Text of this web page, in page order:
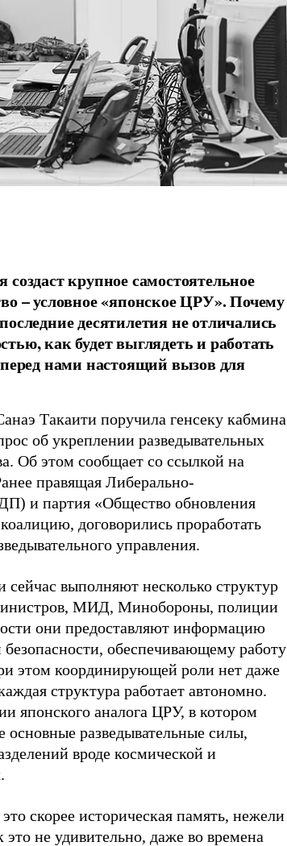
крупное самостоятельное
– условное «японское ЦРУ». Почему
десятилетия не отличались
как будет выглядеть и работать
нами настоящий вызов для
Такаити поручила генсеку кабмина
об укреплении разведывательных
Об этом сообщает со ссылкой на
правящая Либерально-
и партия «Общество обновления
договорились проработать
управления.
выполняют несколько структур
МИД, Минобороны, полиции
они предоставляют информацию
безопасности, обеспечивающему работу
этом координирующей роли нет даже
структура работает автономно.
японского аналога ЦРУ, в котором
основные разведывательные силы,
вроде космической и
скорее историческая память, нежели
не удивительно, даже во времена